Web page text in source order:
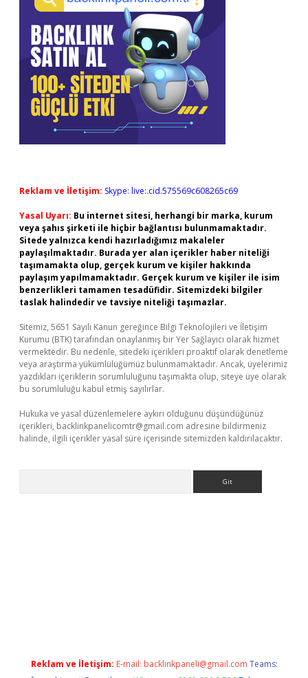
Reklam ve İletişim: Skype: live:.cid.575569c608265c69
Yasal Uyarı: Bu internet sitesi, herhangi bir marka, kurum
veya şahıs şirketi ile hiçbir bağlantısı bulunmamaktadır.
Sitede yalnızca kendi hazırladığımız makaleler
paylaşılmaktadır. Burada yer alan içerikler haber niteliği
taşımamakta olup, gerçek kurum ve kişiler hakkında
paylaşım yapılmamaktadır. Gerçek kurum ve kişiler ile isim
benzerlikleri tamamen tesadüfidir. Sitemizdeki bilgiler
taslak halindedir ve tavsiye niteliği taşımazlar.
Sitemiz, 5651 Sayılı Kanun gereğince Bilgi Teknolojileri ve İletişim
Kurumu (BTK) tarafından onaylanmış bir Yer Sağlayıcı olarak hizmet
vermektedir. Bu nedenle, sitedeki içerikleri proaktif olarak denetleme
veya araştırma yükümlülüğümüz bulunmamaktadır. Ancak, üyelerimiz
yazdıkları içeriklerin sorumluluğunu taşımakta olup, siteye üye olarak
bu sorumluluğu kabul etmiş sayılırlar.
Hukuka ve yasal düzenlemelere aykırı olduğunu düşündüğünüz
içerikleri, backlinkpanelicomtr@gmail.com adresine bildirmeniz
halinde, ilgili içerikler yasal süre içerisinde sitemizden kaldırılacaktır.
Reklam ve İletişim: E-mail: backlinkpaneli@gmail.com Teams: